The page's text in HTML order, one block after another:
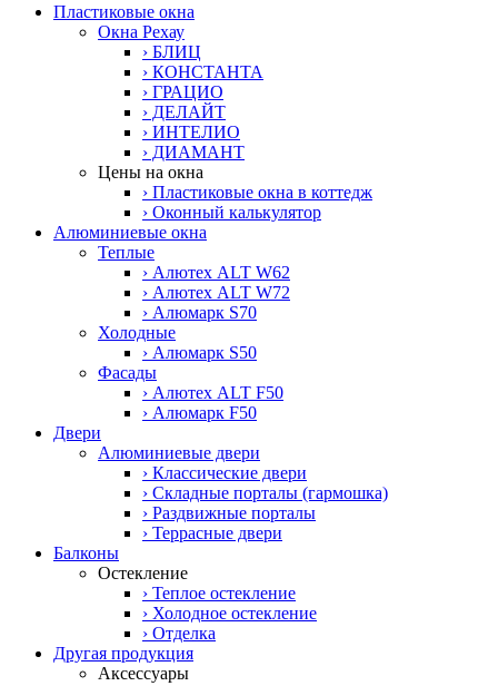
Пластиковые окна
Окна Рехау
› БЛИЦ
› КОНСТАНТА
› ГРАЦИО
› ДЕЛАЙТ
› ИНТЕЛИО
› ДИАМАНТ
Цены на окна
› Пластиковые окна в коттедж
› Оконный калькулятор
Алюминиевые окна
Теплые
› Алютех ALT W62
› Алютех ALT W72
› Алюмарк S70
Холодные
› Алюмарк S50
Фасады
› Алютех ALT F50
› Алюмарк F50
Двери
Алюминиевые двери
› Классические двери
› Складные порталы (гармошка)
› Раздвижные порталы
› Террасные двери
Балконы
Остекление
› Теплое остекление
› Холодное остекление
› Отделка
Другая продукция
Аксессуары